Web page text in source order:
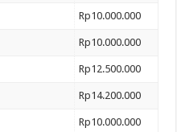
Rp10.000.000
Rp10.000.000
Rp12.500.000
Rp14.200.000
Rp10.000.000